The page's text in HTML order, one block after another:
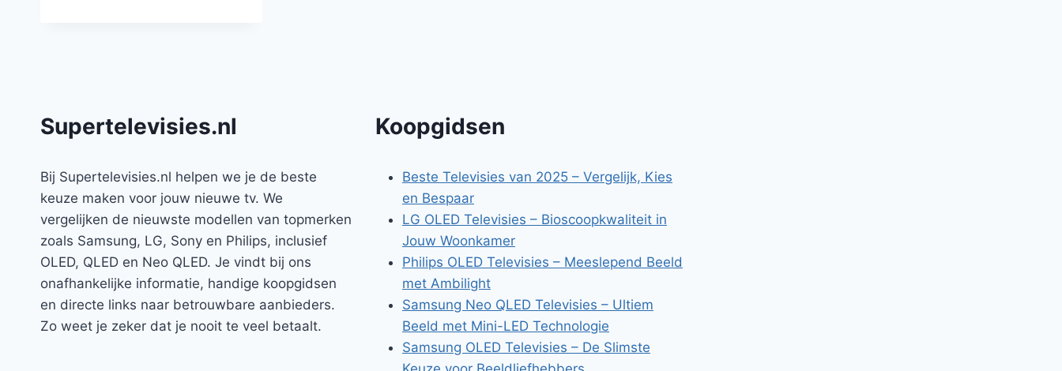
Supertelevisies.nl
Bij Supertelevisies.nl helpen we je de beste
keuze maken voor jouw nieuwe tv. We
vergelijken de nieuwste modellen van topmerken
zoals Samsung, LG, Sony en Philips, inclusief
OLED, QLED en Neo QLED. Je vindt bij ons
onafhankelijke informatie, handige koopgidsen
en directe links naar betrouwbare aanbieders.
Zo weet je zeker dat je nooit te veel betaalt.
Koopgidsen
Beste Televisies van 2025 – Vergelijk, Kies
en Bespaar
LG OLED Televisies – Bioscoopkwaliteit in
Jouw Woonkamer
Philips OLED Televisies – Meeslepend Beeld
met Ambilight
Samsung Neo QLED Televisies – Ultiem
Beeld met Mini-LED Technologie
Samsung OLED Televisies – De Slimste